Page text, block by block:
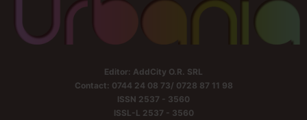
Editor: AddCity O.R. SRL
Contact: 0744 24 08 73/ 0728 87 11 98
ISSN 2537 - 3560
ISSL-L 2537 - 3560